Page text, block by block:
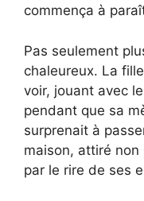
commença à
Pas seulement
chaleureux. La
voir, jouant avec
pendant que sa
surprenait à
maison, attiré non
par le rire de ses